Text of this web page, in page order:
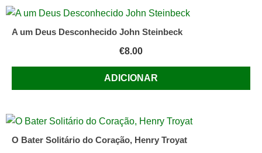
A um Deus Desconhecido John Steinbeck
€8.00
ADICIONAR
O Bater Solitário do Coração, Henry Troyat